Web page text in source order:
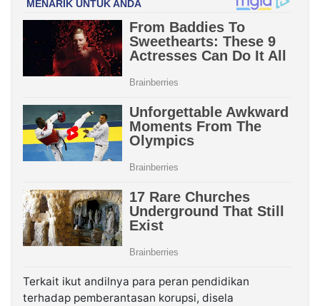
Terkait ikut andilnya para peran pendidikan
terhadap pemberantasan korupsi, disela